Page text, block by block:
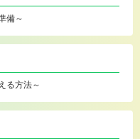
備～
る方法～